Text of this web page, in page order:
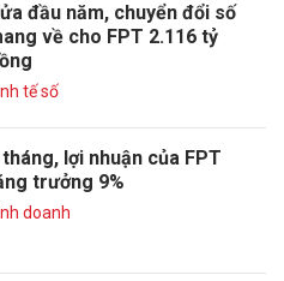
đầu năm, chuyển đổi số
về cho FPT 2.116 tỷ
tế số
tháng, lợi nhuận của FPT
trưởng 9%
doanh